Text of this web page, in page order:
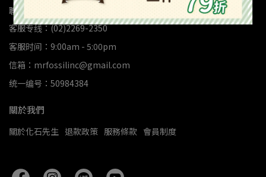
聯繫我們
客服专线：(02)2269-2350
客服时间：9:00am - 5:00pm
信箱：mrfossilinc@gmail.com
统一编号：50984384
關於我們
關於化石先生 退款政策 服務條款 會員制度